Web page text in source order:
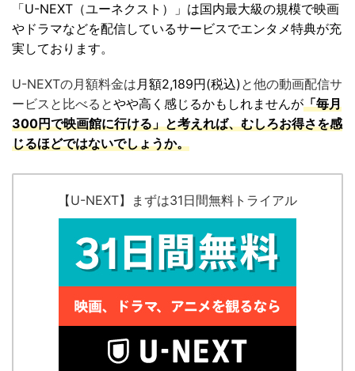
「U-NEXT（ユーネクスト）」は国内最大級の規模で映画
やドラマなどを配信しているサービスでエンタメ特典が充
実しております。
U-NEXTの月額料金は月額2,189円(税込) と他の動画配信サ
ービスと比べるとやや高く感じるかもしれませんが「毎月
300円で映画館に行ける」と考えれば、むしろお得さを感
じるほどではないでしょうか。
【U-NEXT】まずは31日間無料トライアル